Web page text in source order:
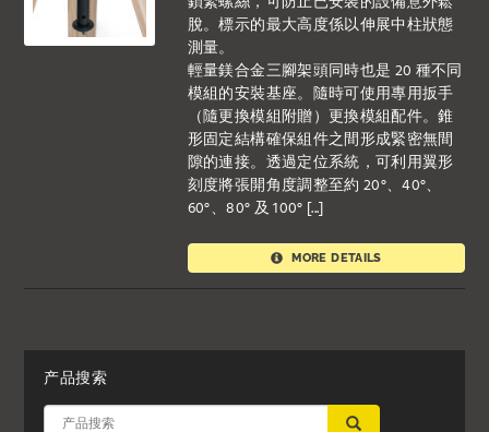
脫。標示的最大高度係以伸展中柱狀態
測量。
輕量鎂合金三腳架頭同時也是 20 種不同
模組的安裝基座。隨時可使用專用扳手
（隨更換模組附贈）更換模組配件。錐
形固定結構確保組件之間形成緊密無間
隙的連接。透過定位系統，可利用翼形
刻度將張開角度調整至約 20°、40°、
60°、80° 及 100° [...]
MORE DETAILS
产品搜索
应用